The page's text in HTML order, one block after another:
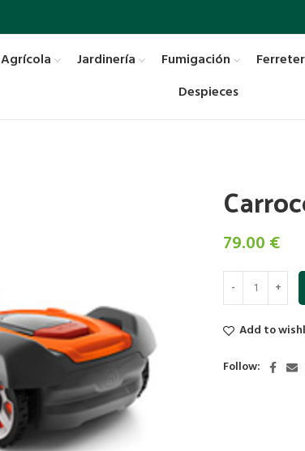
Agrícola Jardinería Fumigación
Despieces
79.00 €
Add to
Follow: